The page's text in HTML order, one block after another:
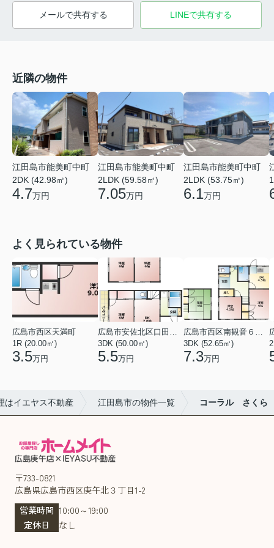
メールで共有する LINEで共有する
近隣の物件
江田島市能美町中町
2DK (42.98㎡)
4.7万円
江田島市能美町中町
2LDK (59.58㎡)
7.05万円
江田島市能美町中町
2LDK (53.75㎡)
6.1万円
よく見られている物件
広島市西区天満町
1R (20.00㎡)
3.5万円
3DK (50.00㎡)
5.5万円
3DK (52.65㎡)
7.3万円
はイエヤス不動産 江田島市の物件一覧 コーラル さくら
〒733-0821
広島県広島市西区庚午北３丁目1-2
営業時間 10:00～19:00
定休日
なし